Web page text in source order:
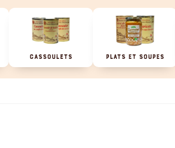
CASSOULETS PLATS ET SOUPES